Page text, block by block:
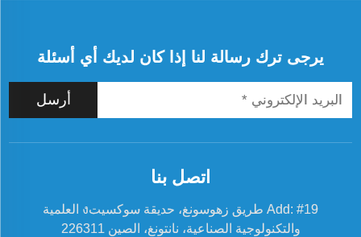
يرجى ترك رسالة لنا إذا كان لديك أي أسئلة
أرسل
اتصل بنا
Add: #19 طريق زهوسونغ، حديقة سوكسيتง العلمية
والتكنولوجية الصناعية، نانتونغ، الصين 226311